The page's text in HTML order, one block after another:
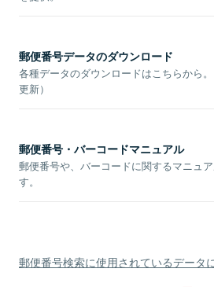
郵便番号データのダウンロード
各種データのダウンロードはこちらから
更新）
郵便番号・バーコードマニュアル
郵便番号や、バーコードに関するマニュ
す。
郵便番号検索に使用されているデータ